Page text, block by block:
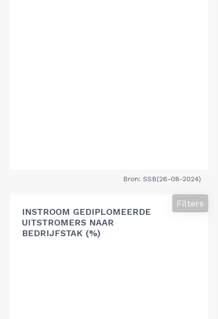
Bron: SSB(26-08-2024)
INSTROOM GEDIPLOMEERDE
UITSTROMERS NAAR
BEDRIJFSTAK (%)
Filters